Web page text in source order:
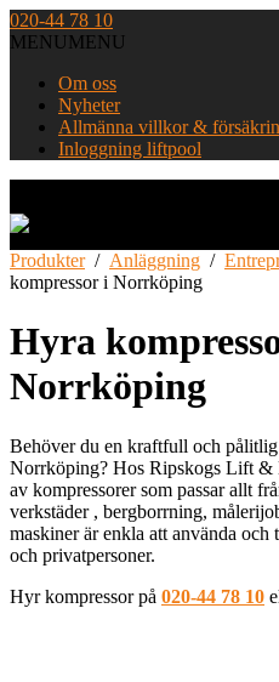
Skip
to
020-44 78 10
MENUMENU
Om oss
Nyheter
Allmänna villkor &
Inloggning liftpool
Produkter/ Anläggning /
kompressor i Norrköping
Hyra
Norrköping
Behöver du en kraftfull och
Norrköping? Hos Ripskogs Lift
av kompressorer som passar allt
verkstäder , bergborrning,
maskiner är enkla att använda
och privatpersoner.
Hyr kompressor på 020-44 78 10